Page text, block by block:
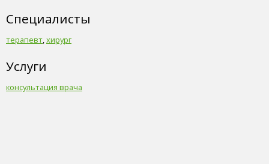
Специалисты
терапевт,хирург
Услуги
консультация врача